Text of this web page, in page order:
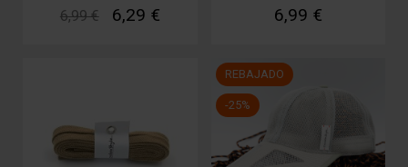
6,99 €
6,29 € 6,99 €
REBAJADO
-25%